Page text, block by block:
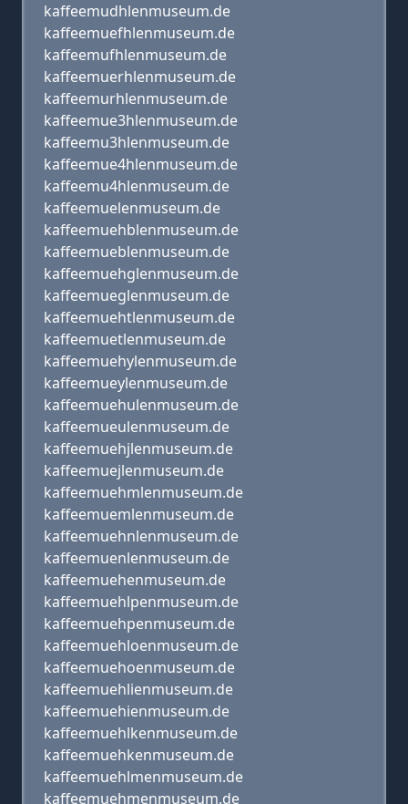
kaffeemudhlenmuseum.de
kaffeemuefhlenmuseum.de
kaffeemufhlenmuseum.de
kaffeemuerhlenmuseum.de
kaffeemurhlenmuseum.de
kaffeemue3hlenmuseum.de
kaffeemu3hlenmuseum.de
kaffeemue4hlenmuseum.de
kaffeemu4hlenmuseum.de
kaffeemuelenmuseum.de
kaffeemuehblenmuseum.de
kaffeemueblenmuseum.de
kaffeemuehglenmuseum.de
kaffeemueglenmuseum.de
kaffeemuehtlenmuseum.de
kaffeemuetlenmuseum.de
kaffeemuehylenmuseum.de
kaffeemueylenmuseum.de
kaffeemuehulenmuseum.de
kaffeemueulenmuseum.de
kaffeemuehjlenmuseum.de
kaffeemuejlenmuseum.de
kaffeemuehmlenmuseum.de
kaffeemuemlenmuseum.de
kaffeemuehnlenmuseum.de
kaffeemuenlenmuseum.de
kaffeemuehenmuseum.de
kaffeemuehlpenmuseum.de
kaffeemuehpenmuseum.de
kaffeemuehloenmuseum.de
kaffeemuehoenmuseum.de
kaffeemuehlienmuseum.de
kaffeemuehienmuseum.de
kaffeemuehlkenmuseum.de
kaffeemuehkenmuseum.de
kaffeemuehlmenmuseum.de
kaffeemuehmenmuseum.de